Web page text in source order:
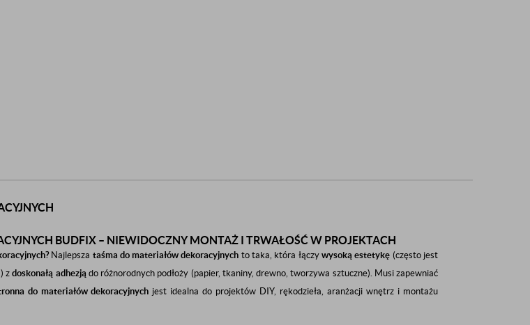
BUDFIX – NIEWIDOCZNY MONTAŻ I TRWAŁOŚĆ W PROJEKTACH
Najlepsza taśma do materiałów dekoracyjnych to taka, która łączywysoką estetykę (często jest
zdoskonałą adhezją do różnorodnych podłoży (papier, tkaniny, drewno, tworzywa sztuczne). Musi zapewniać
do materiałów dekoracyjnych jest idealna do projektów DIY, rękodzieła, aranżacji wnętrz i montażu